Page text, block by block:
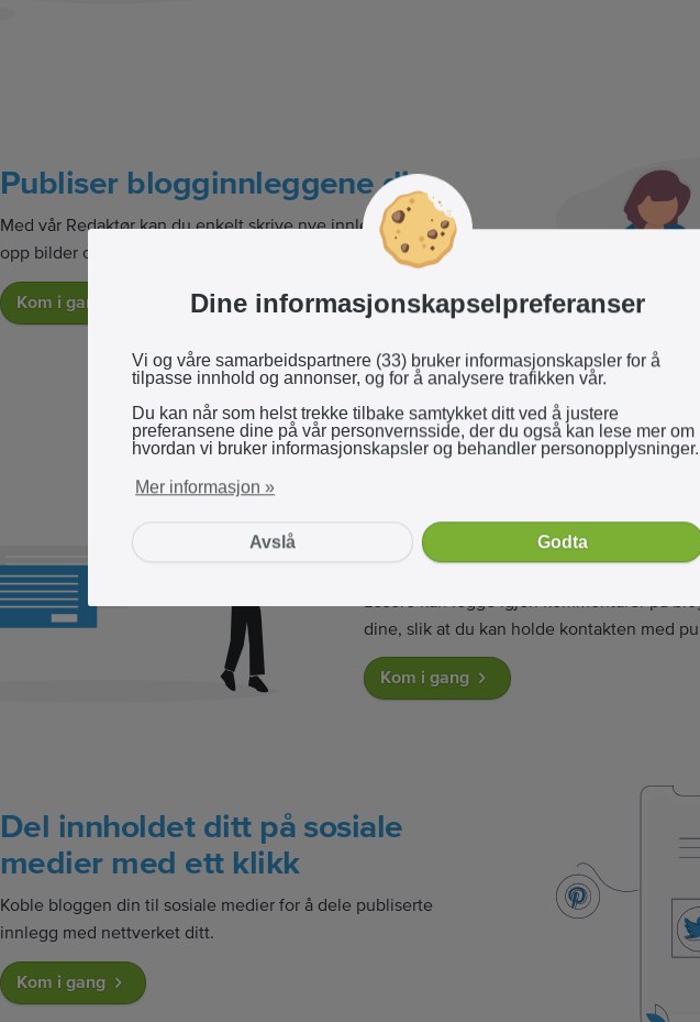
Publiser blogginnleggene dine
Med vår Redaktør kan du enkelt skrive nye innlegg og laste
opp bilder og andre medier gratis.
Kom i gang
Lesere kan enkelt
kommentarer ved å
verktøyet vårt
Lesere kan legge igjen kommentarer på
dine, slik at du kan holde kontakten med
Kom i gang
Del innholdet ditt på sosiale
medier med ett klikk
Koble bloggen din til sosiale medier for å dele publiserte
innlegg med nettverket ditt.
Kom i gang
Dine informasjonskapselpreferanser
Vi og våre samarbeidspartnere (33) bruker informasjonskapsler for å
tilpasse innhold og annonser, og for å analysere trafikken vår.
Du kan når som helst trekke tilbake samtykket ditt ved å justere
preferansene dine på vår personvernsside, der du også kan lese mer om
hvordan vi bruker informasjonskapsler og behandler personopplysninger.
Mer informasjon »
Avslå Godta